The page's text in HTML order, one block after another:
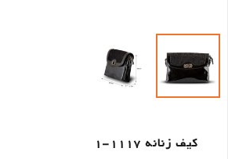
کیف زنانه 1117-1